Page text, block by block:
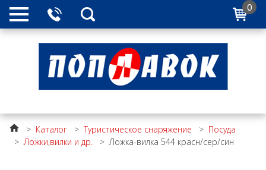
0
> Каталог >Туристическое снаряжение > Посуда
>Ложки,вилки и др. >Ложка-вилка 544 красн/сер/син